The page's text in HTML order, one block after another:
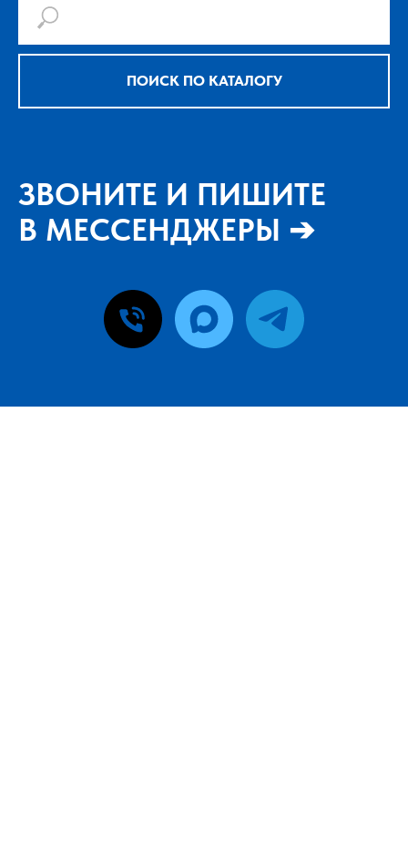
ПОИСК ПО КАТАЛОГУ
ЗВОНИТЕ И ПИШИТЕ
В МЕССЕНДЖЕРЫ ➔